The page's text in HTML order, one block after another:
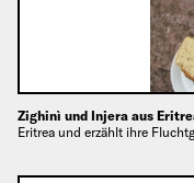
Zighinì und Injera aus
Eritrea und erzählt ihre